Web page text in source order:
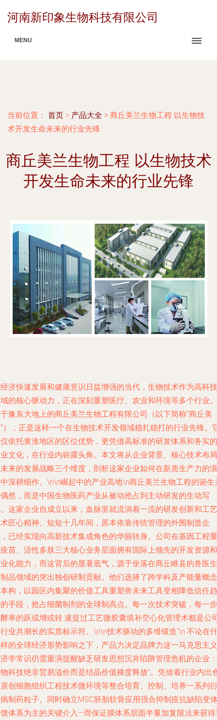
河南新印象生物科技有限公司
MENU
当前位置： 首页 > 产品大全 > 商丘美兰生物工程 以生物技
术开发生命未来的行业先锋
商丘美兰生物工程 以生物技术
开发生命未来的行业先锋
济快速发展和健康意识日益增强的当代，生物技术作为高科技
的核心驱动力，正在深刻重塑医疗、农业和环境等多个行业。
豫东大地上的商丘美兰生物工程有限公司（以下简称“商丘美
），正是这样一个在生物技术开发领域稳扎稳打的行业先锋。
依托黄淮地区的区位优势，更凭借高标准的研发体系和务实的
文化，在行业内崭露头角。本文将从企业背景、核心技术布局
来的发展战略三个维度，剖析这家企业如何在新质生产力的浪
深耕细作。\n\n崛起中的产业高地\n商丘美兰生物工程的诞生
然，而是中国生物医药产业从被动抢占到主动研发的生动写
这家企业自成立以来，血脉里就流淌着一流的研发创新和工艺
匠心精神。短短十几年间，原本依靠传统管理的外围制造企
已经实现向高新技术集成角色的华丽转身。公司在基因工程重
苗、活性多肽三大核心业务层面拥有国际上领先的开发资源和
化能力，而这背后的显著底气，源于坐落在商丘睢县的兽医生
品领域的突出独创研制贡献。他们选择了跨学科及产能量概念
构，以园区内集聚的价值工具重塑兽未来工具变相降低信任趋
手段，抢占细菌制剂的全球制高点。每一次技术突破，每一步
率的跃或增或转 速提过工艺微胶囊填补空心化管理术都是公
业共潮长的实质标示符。\n\n技术驱动的多维锻造‘\n 不论在
的全球经济形势影响之下，产品力决定品牌力这一马克思主义
学常识仍需重演提醒缺乏研发思想沉井陷阱管理危机的企业：
科技绝非贸易溢价而是结晶价值梯度释放”。凭借着行业内出
创细胞组织工程技术微环境等整合培育、控制、培养一系列衍
制药粒子。同时确立MSC胚胎软骨应用强合抑制疫抗缺陷变
体系为主的关键介入—而保证膜体系层面半量加复限法来获